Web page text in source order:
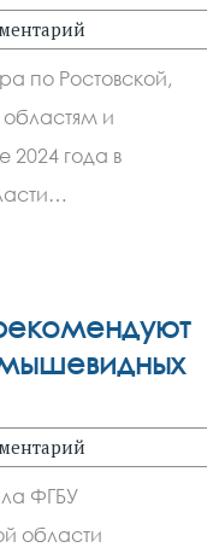
по Ростовской,
и
2024 года в
ФГБУ
области